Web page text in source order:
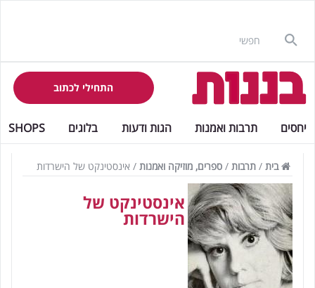
התחילי לכתוב
יחסים תרבות ואמנות הגות ודעות בלוגים SHOPS
בית / תרבות / ספרים, מוזיקה ואמנות / אינסטינקט של הישרדות
אינסטינקט של
הישרדות